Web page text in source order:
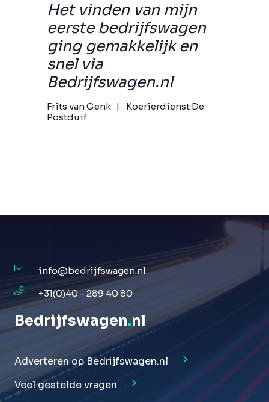
Het vinden van mijn
eerste bedrijfswagen
ging gemakkelijk en
snel via
Bedrijfswagen.nl
Frits van Genk
Koerierdienst De
Postduif
info@bedrijfswagen.nl
+31(0)40 - 289 40 80
Bedrijfswagen.nl
Adverteren op Bedrijfswagen.nl
Veel gestelde vragen